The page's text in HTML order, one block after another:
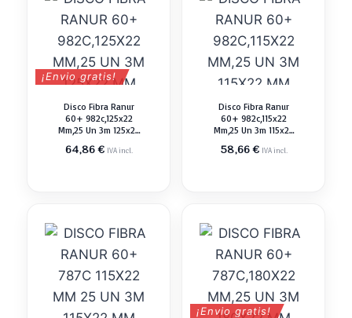
¡Envio gratis!
Disco Fibra Ranur
60+ 982c,125x22
Mm,25 Un 3m 125x22
64,86€ IVA incl.
Disco Fibra Ranur
60+ 982c,115x22
Mm,25 Un 3m 115x22
58,66€ IVA incl.
¡Envio gratis!